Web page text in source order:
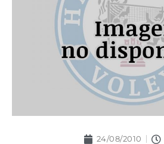
24/08/2010